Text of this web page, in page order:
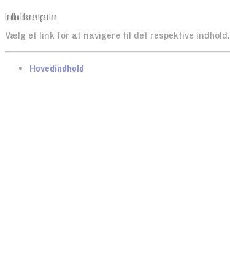
Indholdsnavigation
Vælg et link for at navigere til det respektive indhold.
gå til
Hovedindhold